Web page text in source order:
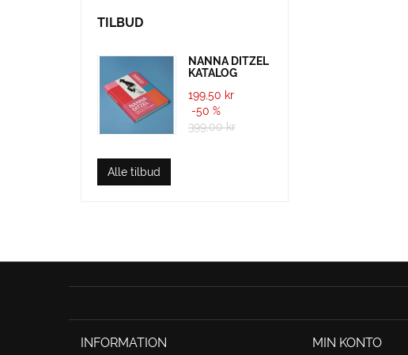
GÅ TIL TRAPHOLT.DK
TILBUD
NANNA DITZEL
KATALOG
199,50 kr
-50 %
399,00 kr
Alle tilbud
INFORMATION MIN KONTO